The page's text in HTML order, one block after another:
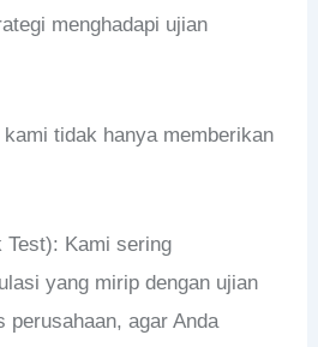
menghadapi ujian
tidak hanya memberikan
Kami sering
yang mirip dengan ujian
perusahaan, agar Anda